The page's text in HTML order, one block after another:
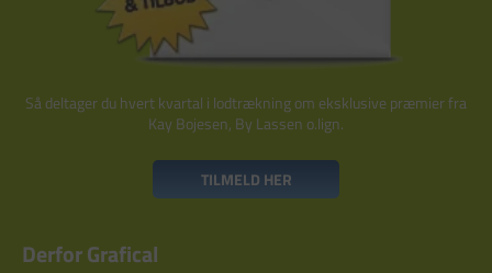
Så deltager du hvert kvartal i lodtrækning om eksklusive præmier fra
Kay Bojesen, By Lassen o.lign.
TILMELD HER
Derfor Grafical